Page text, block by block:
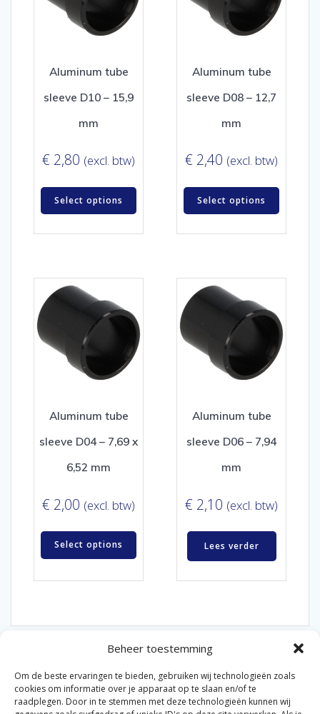
Beheer toestemming
Om de beste ervaringen te bieden, gebruiken wij technologieën zoals
cookies om informatie over je apparaat op te slaan en/of te
raadplegen. Door in te stemmen met deze technologieën kunnen wij
Aluminum tube
sleeve D10 – 15,9
mm
€ 2,80 (excl. btw)
Select options
Aluminum tube
sleeve D08 – 12,7
mm
€ 2,40 (excl. btw)
Select options
Aluminum tube
sleeve D04 – 7,69 x
6,52 mm
€ 2,00 (excl. btw)
Select options
Aluminum tube
sleeve D06 – 7,94
mm
€ 2,10 (excl. btw)
Lees verder